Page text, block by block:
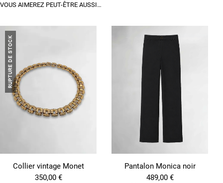
VOUS AIMEREZ PEUT-ÊTRE AUSSI…
RUPTURE DE STOCK
Collier vintage Monet
350,00 €
Pantalon Monica noir
489,00 €